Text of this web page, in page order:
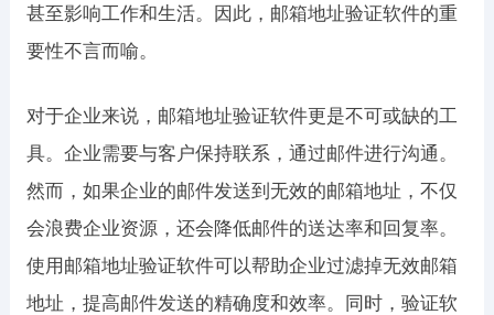
甚至影响工作和生活。因此，邮箱地址验证软件的重
要性不言而喻。
对于企业来说，邮箱地址验证软件更是不可或缺的工
具。企业需要与客户保持联系，通过邮件进行沟通。
然而，如果企业的邮件发送到无效的邮箱地址，不仅
会浪费企业资源，还会降低邮件的送达率和回复率。
使用邮箱地址验证软件可以帮助企业过滤掉无效邮箱
地址，提高邮件发送的精确度和效率。同时，验证软